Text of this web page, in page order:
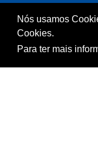
Nós usamos
Cookies.
Para ter mais